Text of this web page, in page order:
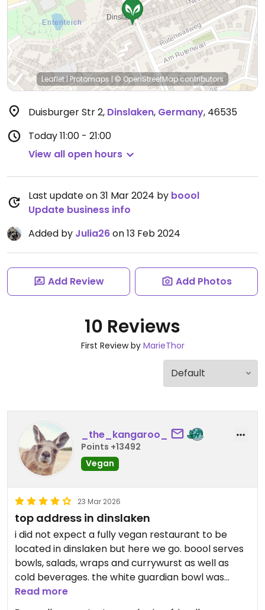
Leaflet|Protomaps | © OpenStreetMapcontributors
Duisburger Str 2, Dinslaken, Germany, 46535
Today11:00 - 21:00
View all open hours
Last update on 31 Mar 2024 by boool
Update business info
Added by Julia26on 13 Feb 2024
Add Review Add Photos
10 Reviews
First Review by MarieThor
_the_kangaroo_
Points +13492
Vegan
23 Mar 2026
top address in dinslaken
i did not expect a fully vegan restaurant to be
located in dinslaken but here we go. boool serves
bowls, salads, wraps and currywurst as well as
cold beverages. the white guardian bowl was
tasty and filling, i think the price of 10,40€ is
absolutely justified.
Read more